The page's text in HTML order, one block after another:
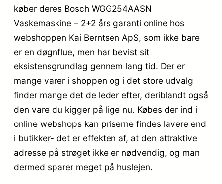
køber deres Bosch WGG254AASN
Vaskemaskine – 2+2 års garanti online hos
webshoppen Kai Berntsen ApS, som ikke bare
er en døgnflue, men har bevist sit
eksistensgrundlag gennem lang tid. Der er
mange varer i shoppen og i det store udvalg
finder mange det de leder efter, deriblandt også
den vare du kigger på lige nu. Købes der ind i
online webshops kan priserne findes lavere end
i butikker- det er effekten af, at den attraktive
adresse på strøget ikke er nødvendig, og man
dermed sparer meget på huslejen.